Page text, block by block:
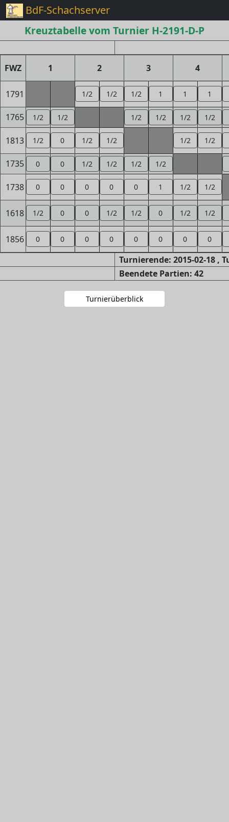
BdF-Schachserver
Kreuztabelle vom Turnier H-2191-D-P
FWZ 1 2 3 4
1791 1/2 1/2 1/2 1 1 1
1765 1/2 1/2 1/2 1/2 1/2 1/2
1813 1/2 0 1/2 1/2 1/2 1/2
1735 0 0 1/2 1/2 1/2 1/2
1738 0 0 0 0 0 1 1/2 1/2
1618 1/2 0 0 1/2 1/2 0 1/2 1/2
1856 0 0 0 0 0 0 0 0
Turnierende: 2015-02-18 ,
Beendete Partien: 42
Turnierüberblick